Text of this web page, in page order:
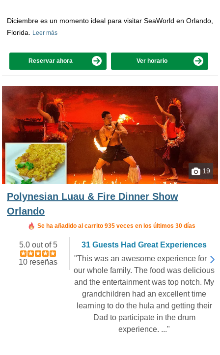
Diciembre es un momento ideal para visitar SeaWorld en Orlando,
Florida.
Leer más
Reservar ahora Ver horario
19
Polynesian Luau & Fire Dinner Show
Orlando
Se ha añadido al carrito 935 veces en los últimos 30 días
5.0 out of 5
10 reseñas
31 Guests Had Great Experiences
"This was an awesome experience for
our whole family. The food was delicious
and the entertainment was top notch. My
grandchildren had an excellent time
learning to do the hula and getting their
Dad to participate in the drum
experience. ..."